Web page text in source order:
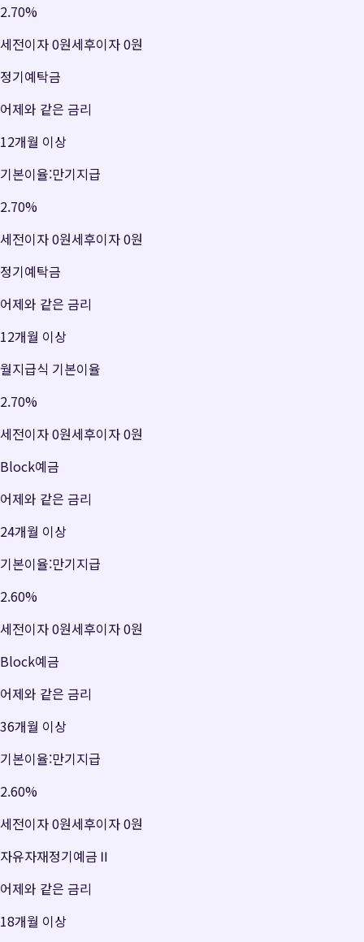
2.70%
세전이자0원세후이자0원
정기예탁금
어제와 같은 금리
12개월 이상
기본이율:만기지급
2.70%
세전이자0원세후이자0원
정기예탁금
어제와 같은 금리
12개월 이상
월지급식 기본이율
2.70%
세전이자0원세후이자0원
Block예금
어제와 같은 금리
24개월 이상
기본이율:만기지급
2.60%
세전이자0원세후이자0원
Block예금
어제와 같은 금리
36개월 이상
기본이율:만기지급
2.60%
세전이자0원세후이자0원
자유자재정기예금Ⅱ
어제와 같은 금리
18개월 이상